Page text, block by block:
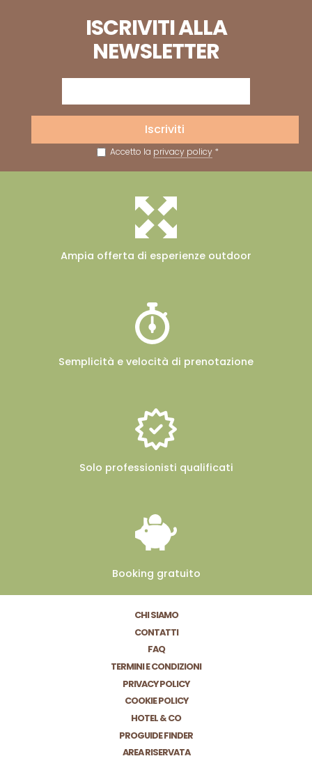
ISCRIVITI ALLA
NEWSLETTER
Accetto la privacy policy*
Iscriviti
Ampia offerta di esperienze outdoor
Semplicità e velocità di prenotazione
Solo professionisti qualificati
Booking gratuito
CHI SIAMO
CONTATTI
FAQ
TERMINI E CONDIZIONI
PRIVACY POLICY
COOKIE POLICY
HOTEL & CO
PROGUIDE FINDER
AREA RISERVATA